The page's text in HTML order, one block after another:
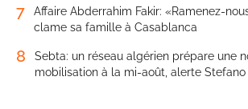
7
Affaire Abderrahim Fakir: «Ramenez-
clame sa famille à Casablanca
8
Sebta: un réseau algérien prépare une
mobilisation à la mi-août, alerte Stefano